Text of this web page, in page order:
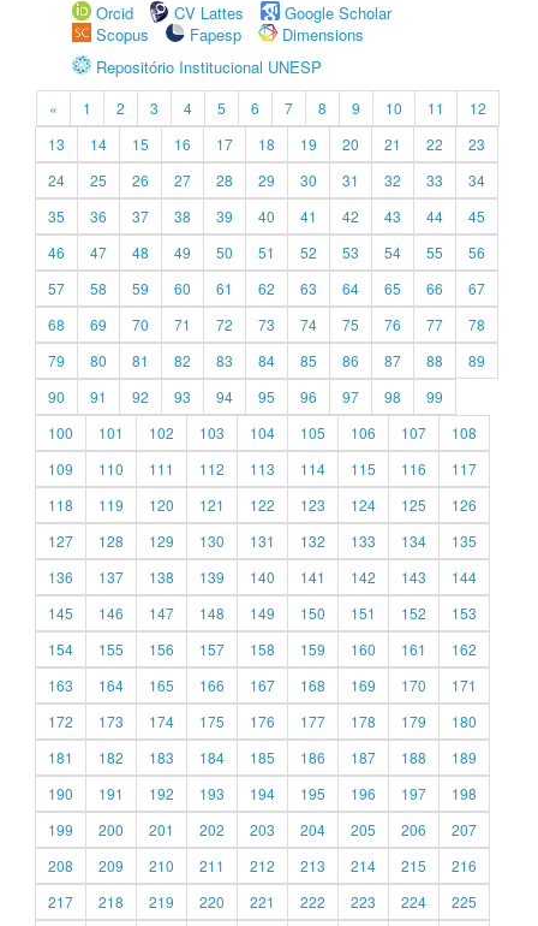
Orcid
CV Lattes
Google Scholar
Scopus
Fapesp
Dimensions
Repositório Institucional UNESP
« 1 2 3 4 5 6 7 8 9 10 11
12
13
14 15 16 17 18 19 20 21 22
23
24
25 26 27 28 29 30 31 32 33
34
35
36 37 38 39 40 41 42 43 44
45
46
47 48 49 50 51 52 53 54 55
56
57
58 59 60 61 62 63 64 65 66
67
68
69 70 71 72 73 74 75 76 77
78
79
80 81 82 83 84 85 86 87 88
89
90
91 92 93 94 95 96 97 98
99
100
101 102 103 104 105 106 107
108
109
110 111 112 113 114 115 116
117
118
119 120 121 122 123 124 125
126
127
128 129 130 131 132 133 134
135
136
137 138 139 140 141 142 143
144
145
146 147 148 149 150 151 152
153
154
155 156 157 158 159 160 161
162
163
164 165 166 167 168 169 170
171
172
173 174 175 176 177 178 179
180
181
182 183 184 185 186 187 188
189
190
191 192 193 194 195 196 197
198
199
200 201 202 203 204 205 206
207
208
209 210 211 212 213 214 215
216
217
218 219 220 221 222 223 224
225